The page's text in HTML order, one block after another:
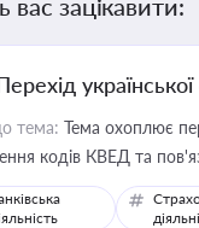
зацікавити:
тема: Тема охоплює
кодів КВЕД та